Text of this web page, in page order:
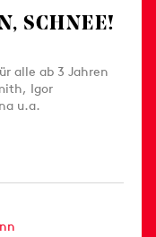
SCHNEE!
alle ab 3 Jahren
Igor
u.a.